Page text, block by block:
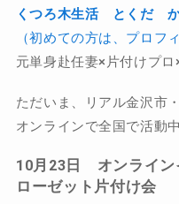
くつろ木生活 とくだ か
（初めての方は、プロフ
元単身赴任妻×片付けプロ
ただいま、リアル金沢市
オンラインで全国で活動中
10月23日 オンライ
ローゼット片付け会